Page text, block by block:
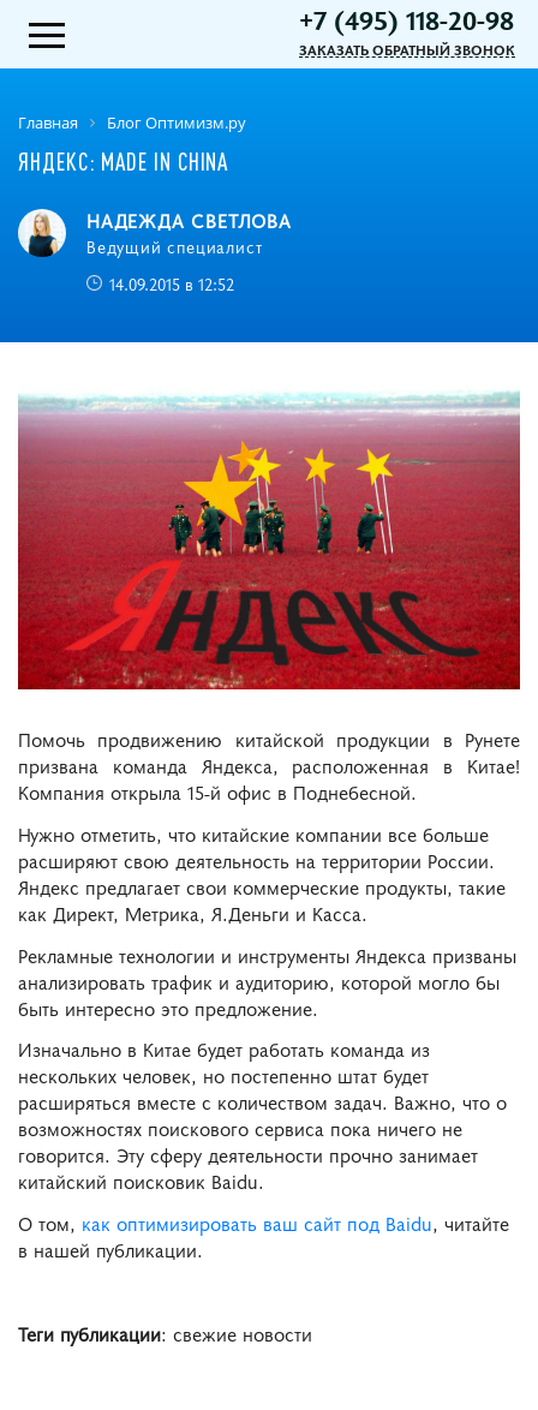
+7 (495) 118-20-98
ЗАКАЗАТЬ ОБРАТНЫЙ ЗВОНОК
Главная Блог Оптимизм.ру
ЯНДЕКС: MADE IN CHINA
НАДЕЖДА СВЕТЛОВА
Ведущий специалист
14.09.2015 в 12:52
Помочь продвижению китайской продукции в Рунете
призвана команда Яндекса, расположенная в Китае!
Компания открыла 15-й офис в Поднебесной.
Нужно отметить, что китайские компании все больше
расширяют свою деятельность на территории России.
Яндекс предлагает свои коммерческие продукты, такие
как Директ, Метрика, Я.Деньги и Касса.
Рекламные технологии и инструменты Яндекса призваны
анализировать трафик и аудиторию, которой могло бы
быть интересно это предложение.
Изначально в Китае будет работать команда из
нескольких человек, но постепенно штат будет
расширяться вместе с количеством задач. Важно, что о
возможностях поискового сервиса пока ничего не
говорится. Эту сферу деятельности прочно занимает
китайский поисковик Baidu.
О том, как оптимизировать ваш сайт под Baidu, читайте
в нашей публикации.
Теги публикации: свежие новости